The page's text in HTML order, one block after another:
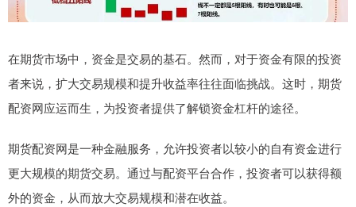
在期货市场中，资金是交易的基石。然而，对于资金有限的投资
者来说，扩大交易规模和提升收益率往往面临挑战。这时，期货
配资网应运而生，为投资者提供了解锁资金杠杆的途径。
期货配资网是一种金融服务，允许投资者以较小的自有资金进行
更大规模的期货交易。通过与配资平台合作，投资者可以获得额
外的资金，从而放大交易规模和潜在收益。